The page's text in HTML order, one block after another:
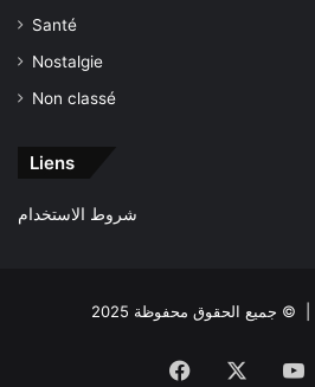
Santé
Nostalgie
Non classé
Liens
شروط الاستخدام
جميع الحقوق محفوظة 2025 © |
Facebook